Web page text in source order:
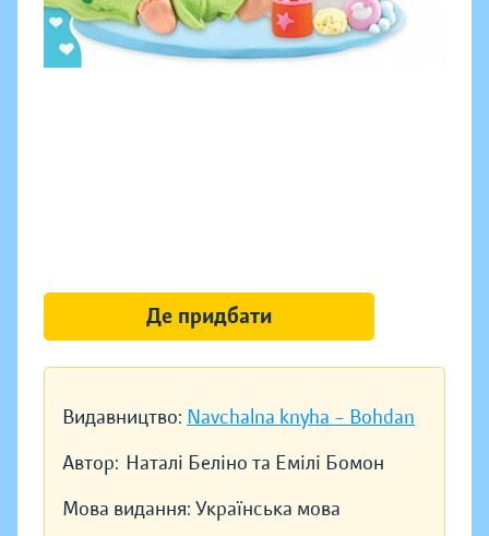
Видавництво: Navchalna knyha – Bohdan
Автор: Наталі Беліно та Емілі Бомон
Мова видання: Українська мова
Де придбати